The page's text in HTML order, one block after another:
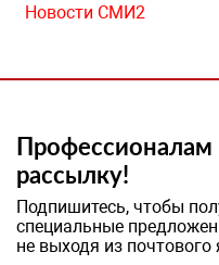
Новости СМИ2
рассылку!
Подпишитесь, чтобы
специальные
не выходя из